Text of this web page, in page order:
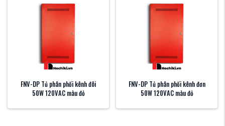
FNV-DP Tủ phân phối kênh đôi
50W 120VAC màu đỏ
FNV-DP Tủ phân phối kênh đơn
50W 120VAC màu đỏ